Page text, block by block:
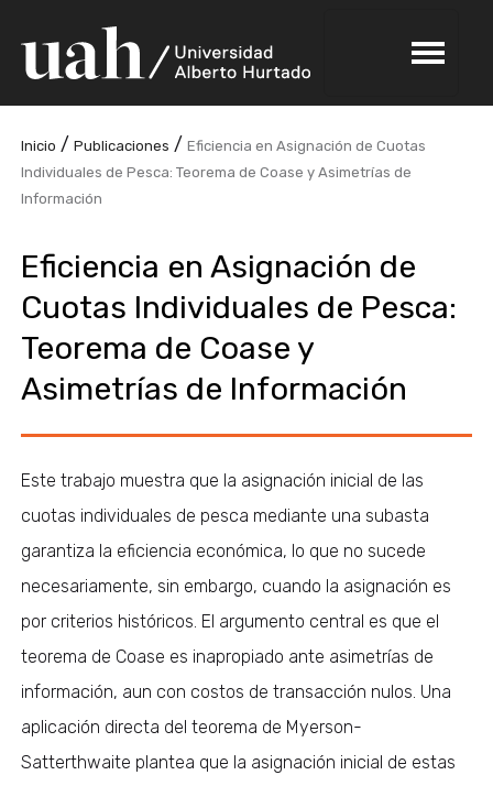
Inicio /Publicaciones /Eficiencia en Asignación de Cuotas
Individuales de Pesca: Teorema de Coase y Asimetrías de
Información
Eficiencia en Asignación de
Cuotas Individuales de Pesca:
Teorema de Coase y
Asimetrías de Información
Este trabajo muestra que la asignación inicial de las
cuotas individuales de pesca mediante una subasta
garantiza la eficiencia económica, lo que no sucede
necesariamente, sin embargo, cuando la asignación es
por criterios históricos. El argumento central es que el
teorema de Coase es inapropiado ante asimetrías de
información, aun con costos de transacción nulos. Una
aplicación directa del teorema de Myerson-
Satterthwaite plantea que la asignación inicial de estas